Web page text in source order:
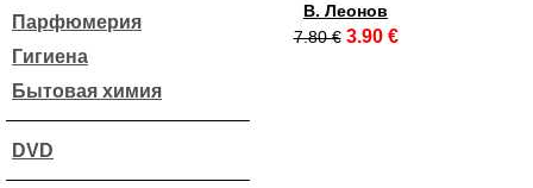
Парфюмерия
Гигиена
Бытовая химия
DVD
В. Леонов
7.80 € 3.90 €